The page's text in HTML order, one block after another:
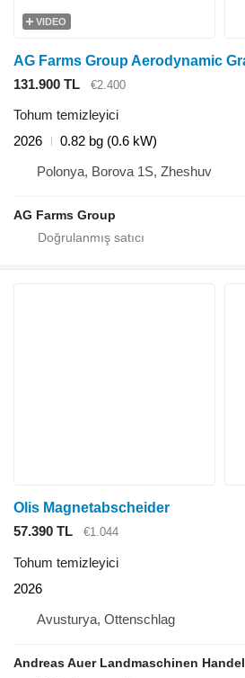
VIDEO
131.900 TL €2.400
Tohum temizleyici
2026
0.82 bg (0.6 kW)
Polonya, Borova 1S, Zheshuv
AG Farms Group
Olis Magnetabscheider
57.390 TL
€1.044
Tohum temizleyici
2026
Avusturya, Ottenschlag
Andreas Auer Landmaschinen Handel